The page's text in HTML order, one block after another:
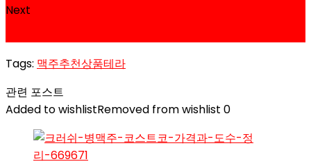
Next
Tags: 맥주추천상품테라
관련 포스트
Added to wishlistRemoved from wishlist 0